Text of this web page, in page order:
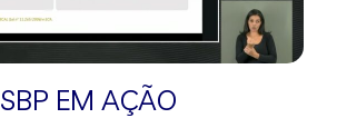
SBP EM AÇÃO